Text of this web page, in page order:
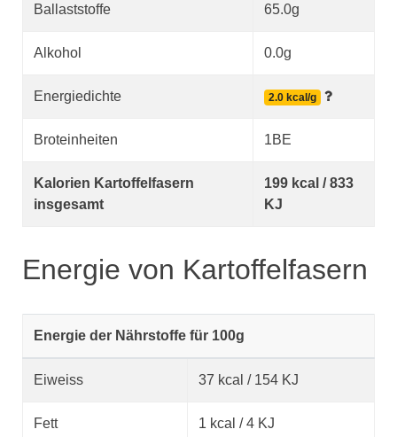
Ballaststoffe 65.0g
Alkohol 0.0g
Energiedichte 2.0 kcal/g
Broteinheiten 1BE
Kalorien Kartoffelfasern
insgesamt
199 kcal / 833
KJ
Energie von Kartoffelfasern
Energie der Nährstoffe für 100g
Eiweiss 37 kcal / 154 KJ
Fett 1 kcal / 4 KJ